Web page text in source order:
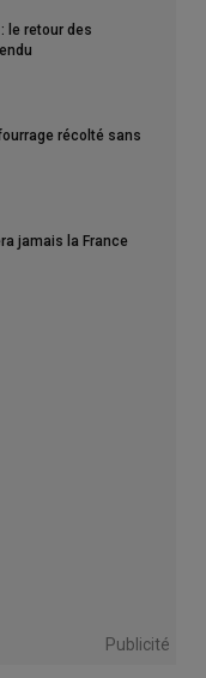
le retour des
récolté sans
jamais la France
Publicité